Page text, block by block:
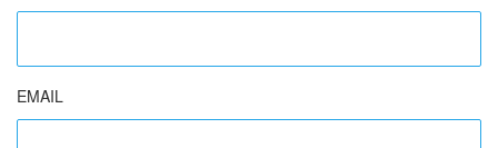
EMAIL